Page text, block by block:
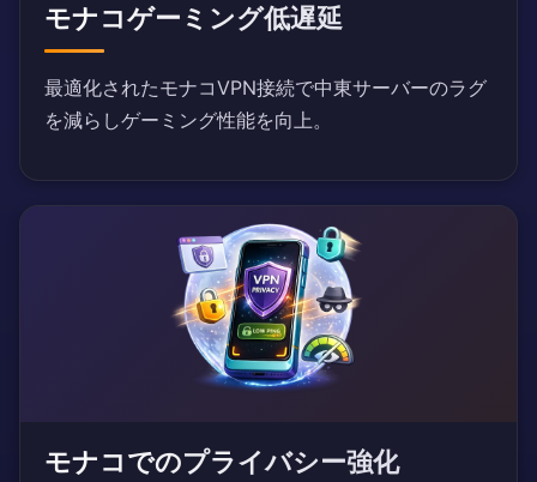
モナコゲーミング低遅延
最適化されたモナコVPN接続で中東サーバーのラグ
を減らしゲーミング性能を向上。
モナコでのプライバシー強化